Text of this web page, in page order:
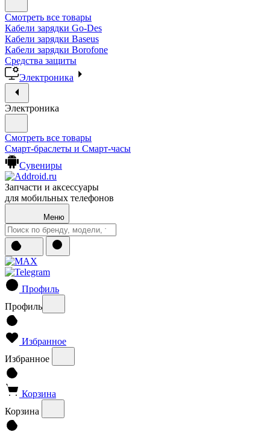
Смотреть все товары
Кабели зарядки Go-Des
Кабели зарядки Baseus
Кабели зарядки Borofone
Средства защиты
Электроника
Электроника
Смотреть все товары
Смарт-браслеты и Смарт-часы
Сувениры
Запчасти и аксессуары
для мобильных телефонов
Меню
Профиль
Профиль
Избранное
Избранное
Корзина
Корзина